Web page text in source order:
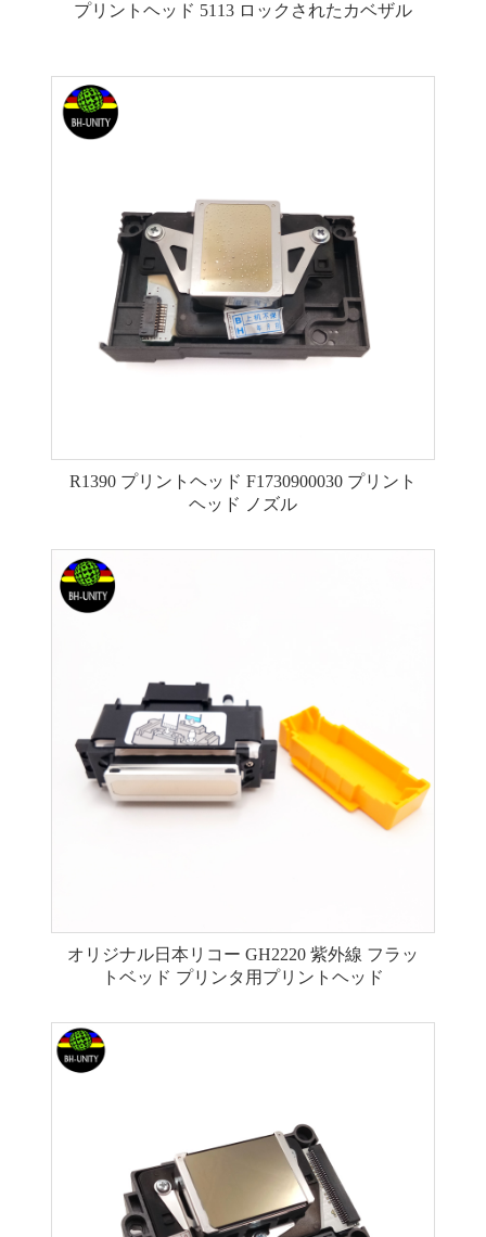
プリントヘッド 5113 ロックされたカベザル
R1390 プリントヘッド F1730900030 プリント
ヘッド ノズル
オリジナル日本リコー GH2220 紫外線 フラッ
トベッド プリンタ用プリントヘッド